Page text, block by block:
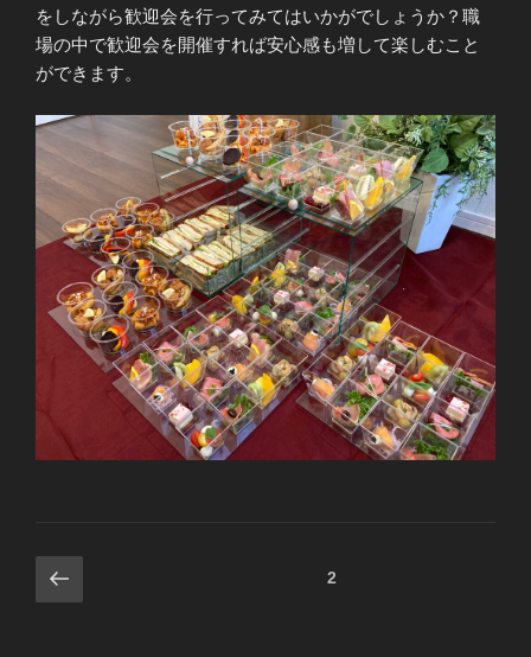
をしながら歓迎会を行ってみてはいかがでしょうか？職
場の中で歓迎会を開催すれば安心感も増して楽しむこと
ができます。
投
稿
前
の
固定ページ2